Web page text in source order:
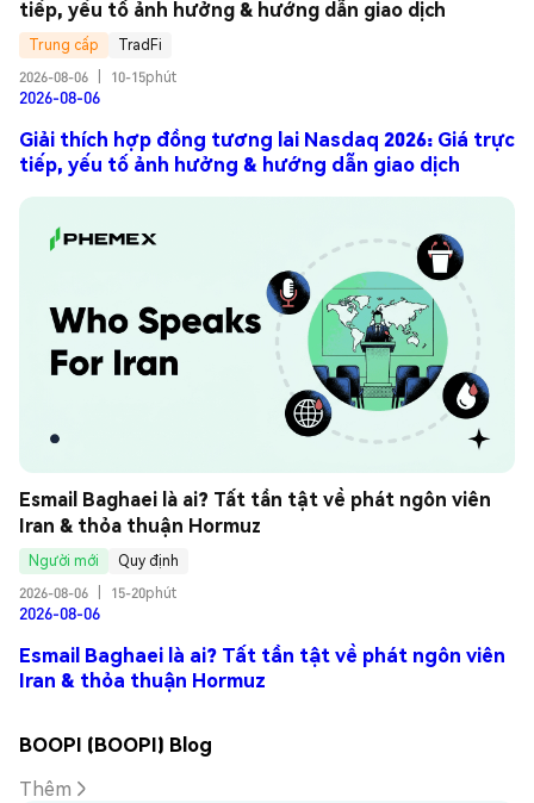
tiếp, yếu tố ảnh hưởng & hướng dẫn giao dịch
Trung cấp
TradFi
2026-08-06
10-15phút
2026-08-06
Giải thích hợp đồng tương lai Nasdaq 2026: Giá trực
tiếp, yếu tố ảnh hưởng & hướng dẫn giao dịch
Esmail Baghaei là ai? Tất tần tật về phát ngôn viên
Iran & thỏa thuận Hormuz
Người mới
Quy định
2026-08-06
15-20phút
2026-08-06
Esmail Baghaei là ai? Tất tần tật về phát ngôn viên
Iran & thỏa thuận Hormuz
BOOPI (BOOPI) Blog
Thêm